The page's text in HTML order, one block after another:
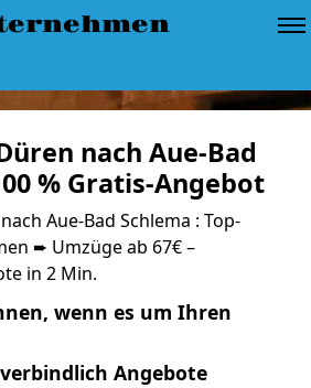
nach Aue-Bad
% Gratis-Angebot
Aue-Bad Schlema : Top-
➨ Umzüge ab 67€ –
in 2 Min.
wenn es um Ihren
Angebote